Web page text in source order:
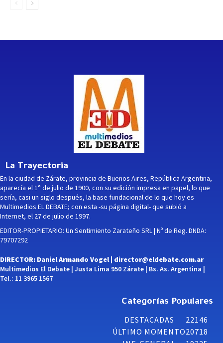
La Trayectoria
En la ciudad de Zárate, provincia de Buenos Aires, República Argentina,
aparecía el 1° de julio de 1900, con su edición impresa en papel, lo que
sería, casi un siglo después, la base fundacional de lo que hoy es
Multimedios EL DEBATE; con esta -su página digital- que subió a
Internet, el 27 de julio de 1997.
EDITOR-PROPIETARIO: Un Sentimiento Zarateño SRL | Nº de Reg. DNDA:
79707292
DIRECTOR: Daniel Armando Vogel | director@eldebate.com.ar
Multimedios El Debate | Justa Lima 950 Zárate | Bs. As. Argentina |
Tel.: 11 3965 1567
Categorías Populares
DESTACADAS
22146
ÚLTIMO MOMENTO20718